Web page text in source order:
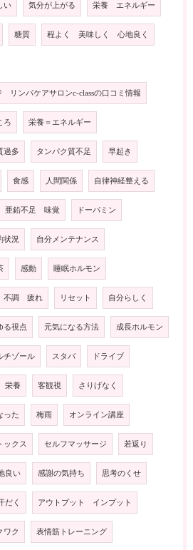
い 気分が上がる 栄養 エネルギー
糖質 程よく 美味しく 心地良く
ンパケアサロンc-classの口コミ情報
ろ 栄養＝エネルギー
過多 タンパク質不足 早起き
食感 人間関係 自律神経整える
亜鉛不足 味覚 ドーパミン
状況 自分メンテナンス
感動 睡眠ホルモン
不調 疲れ リセット 自分らしく
る視点 元気になる方法 成長ホルモン
ゾール スタバ ドライブ
栄養 客観視 さりげなく
った 梅雨 オンライン講座
ックス セルフマッサージ 若返り
良い 感謝の気持ち 思考のくせ
だく アウトプット インプット
ワク 表情筋トレーニング